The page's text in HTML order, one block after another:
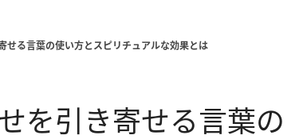
る言葉の使い方とスピリチュアルな効果とは
を引き寄せる言葉の